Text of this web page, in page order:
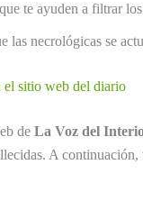
que te ayuden a filtrar
las necrológicas se
el sitio web del diario
de La Voz del
A continuación,